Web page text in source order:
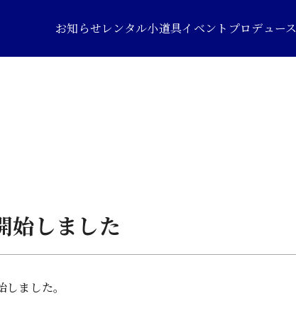
お知らせレンタル小道具イベントプロデュース
始しました
ました。